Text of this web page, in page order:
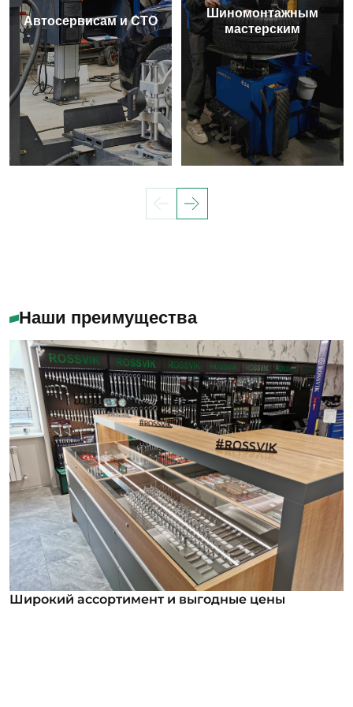
Автосервисам и СТО
Шиномонтажным
мастерским
Наши преимущества
Широкий ассортимент и выгодные цены